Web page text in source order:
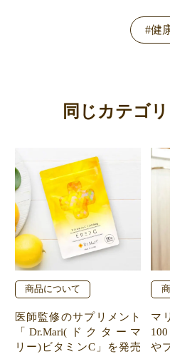
#健
同じカテゴ
商品について
医師監修のサプリメント
「Dr.Mari(ドクターマ
リー)ビタミンC」を発売
マ
や